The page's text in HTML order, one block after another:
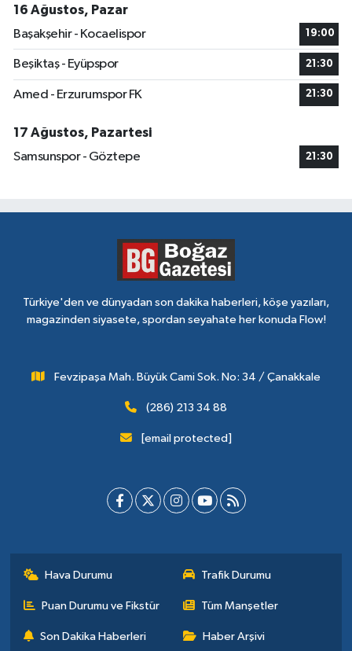
16 Ağustos, Pazar
Başakşehir - Kocaelispor
19:00
Beşiktaş - Eyüpspor 21:30
Amed - Erzurumspor FK 21:30
17 Ağustos, Pazartesi
Samsunspor - Göztepe
21:30
Türkiye'den ve dünyadan son dakika haberleri, köşe yazıları,
magazinden siyasete, spordan seyahate her konuda Flow!
Fevzipaşa Mah. Büyük Cami Sok. No: 34 / Çanakkale
(286) 213 34 88
[email protected]
Hava Durumu Trafik Durumu
Puan Durumu ve Fikstür Tüm Manşetler
Son Dakika Haberleri Haber Arşivi